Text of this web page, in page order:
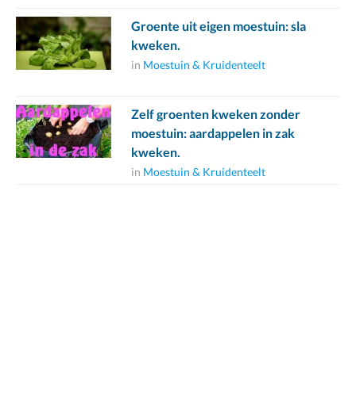
Groente uit eigen moestuin: sla
kweken.
in Moestuin & Kruidenteelt
Zelf groenten kweken zonder
moestuin: aardappelen in zak
kweken.
in Moestuin & Kruidenteelt